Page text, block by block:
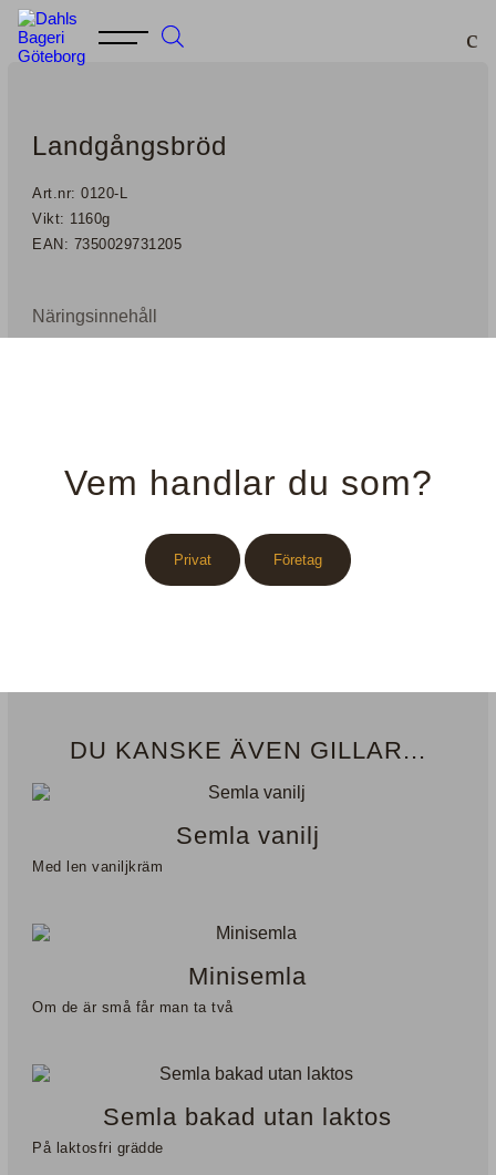
Landgångsbröd
Art.nr: 0120-L
Vikt: 1160g
EAN: 7350029731205
Näringsinnehåll
Etiketter
DU KANSKE ÄVEN GILLAR...
Semla vanilj
Med len vaniljkräm
Minisemla
Om de är små får man ta två
Semla bakad utan laktos
På laktosfri grädde
Vem handlar du som?
Privat Företag